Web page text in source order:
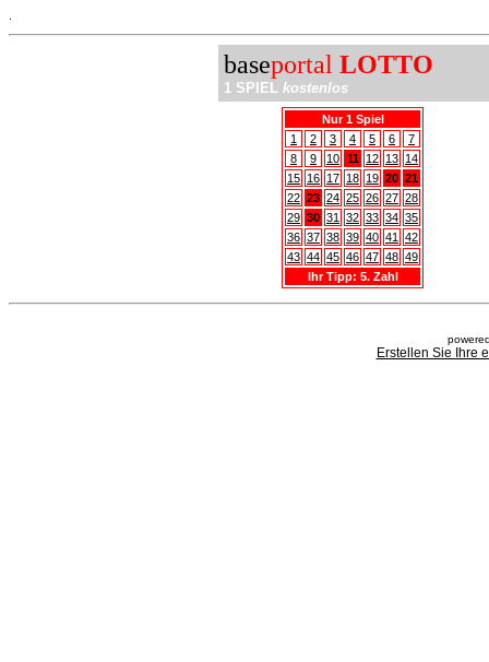
baseportal LOTTO
1 SPIEL kostenlos
Nur 1 Spiel
1
2 3 4 5 6
7
8
9 10 11 12 13 14
15 16 17 18 19 20 21
22 23 24 25 26 27 28
29 30 31 32 33 34 35
36 37 38 39 40 41
42
43 44 45 46 47 48 49
Ihr Tipp: 5. Zahl
Erstellen Sie Ihre